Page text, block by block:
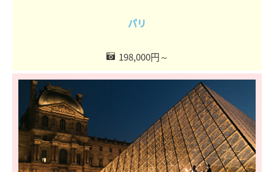
パリ
198,000円～